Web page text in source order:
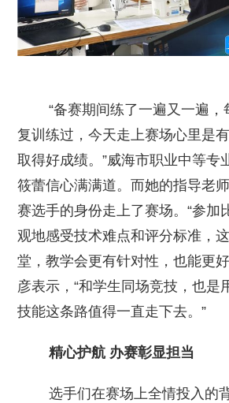
“备赛期间练了一遍又一遍，
复训练过，今天走上赛场心里是
取得好成绩。”威海市职业中等专
筱蕾信心满满道。而她的指导老
赛选手的身份走上了赛场。“参加
观地感受技术难点和评分标准，
堂，教学会更有针对性，也能更
彦表示，“和学生同场竞技，也是
技能这条路值得一直走下去。”
精心护航 办赛彰显担当
选手们在赛场上全情投入的